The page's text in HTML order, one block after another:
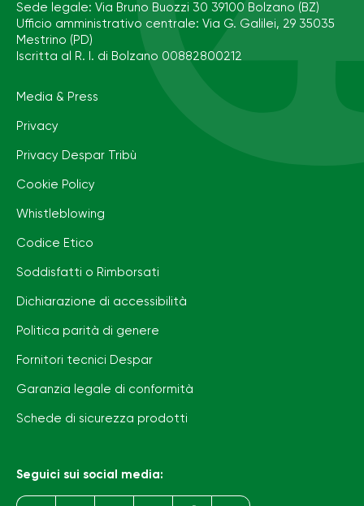
Sede legale: Via Bruno Buozzi 30 39100 Bolzano (BZ)
Ufficio amministrativo centrale: Via G. Galilei, 29 35035
Mestrino (PD)
Iscritta al R. I. di Bolzano 00882800212
Media & Press
Privacy
Privacy Despar Tribù
Cookie Policy
Whistleblowing
Codice Etico
Soddisfatti o Rimborsati
Dichiarazione di accessibilità
Politica parità di genere
Fornitori tecnici Despar
Garanzia legale di conformità
Schede di sicurezza prodotti
Seguici sui social media: